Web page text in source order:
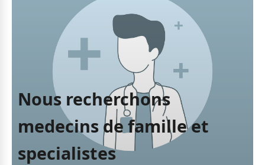
Nous recherchons
medecins de famille et
specialistes